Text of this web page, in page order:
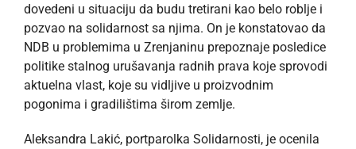
dovedeni u situaciju da budu tretirani kao belo roblje i
pozvao na solidarnost sa njima. On je konstatovao da
NDB u problemima u Zrenjaninu prepoznaje posledice
politike stalnog urušavanja radnih prava koje sprovodi
aktuelna vlast, koje su vidljive u proizvodnim
pogonima i gradilištima širom zemlje.
Aleksandra Lakić, portparolka Solidarnosti, je ocenila